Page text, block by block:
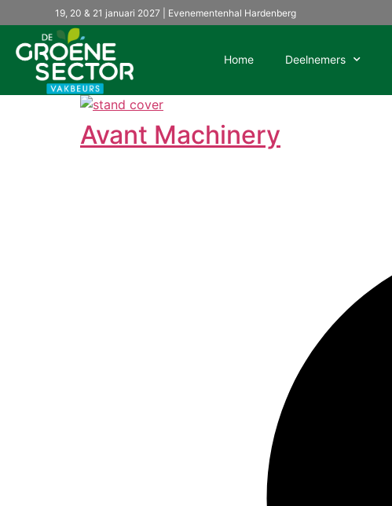
19, 20 & 21 januari 2027 | Evenementenhal Hardenberg
Home Deelnemers
Avant Machinery